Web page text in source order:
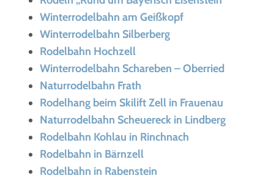
Winterrodelbahn am Geißkopf
Winterrodelbahn Silberberg
Rodelbahn Hochzell
Winterrodelbahn Schareben – Oberried
Naturrodelbahn Frath
Rodelhang beim Skilift Zell in Frauenau
Naturrodelbahn Scheuereck in Lindberg
Rodelbahn Kohlau in Rinchnach
Rodelbahn in Bärnzell
Rodelbahn in Rabenstein